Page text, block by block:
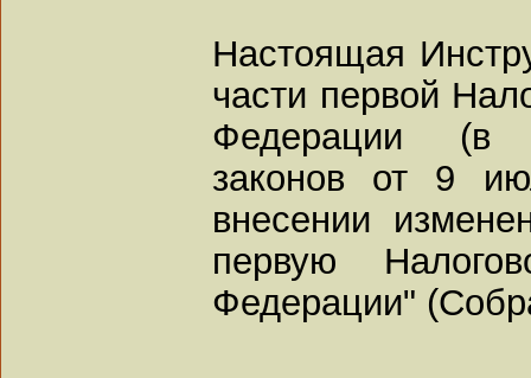
Настоящая
части первой
Федерации (в
законов от 9
внесении
первую
Федерации"